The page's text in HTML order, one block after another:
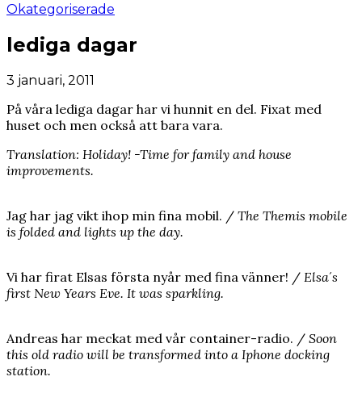
Okategoriserade
lediga dagar
3 januari, 2011
På våra lediga dagar har vi hunnit en del. Fixat med
huset och men också att bara vara.
Translation: Holiday! -Time for family and house
improvements.
Jag har jag vikt ihop min fina mobil. / The Themis mobile
is folded and lights up the day.
Vi har firat Elsas första nyår med fina vänner! / Elsa´s
first New Years Eve. It was sparkling.
Andreas har meckat med vår container-radio. / Soon
this old radio will be transformed into a Iphone docking
station.